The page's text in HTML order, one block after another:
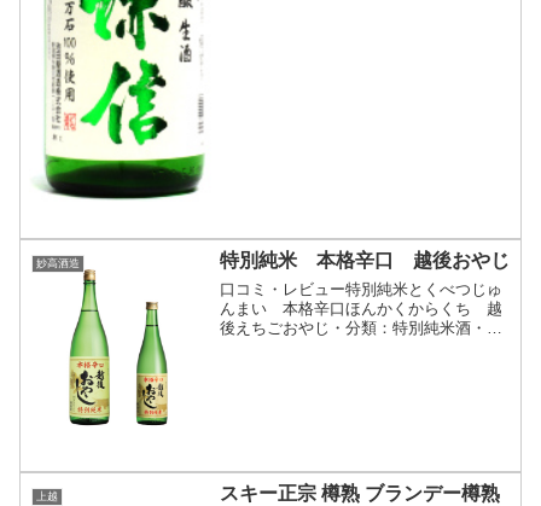
妙高酒造 特別純米 本格辛口 越後おやじ
口コミ・レビュー特別純米とくべつじゅ
んまい 本格辛口ほんかくからくち 越
後えちごおやじ・分類：特別純米酒・画
上越
スキー正宗 樽熟 ブランデー樽熟